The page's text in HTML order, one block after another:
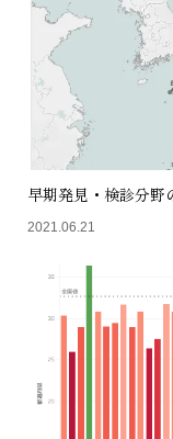
早期発見・検診分野
2021.06.21